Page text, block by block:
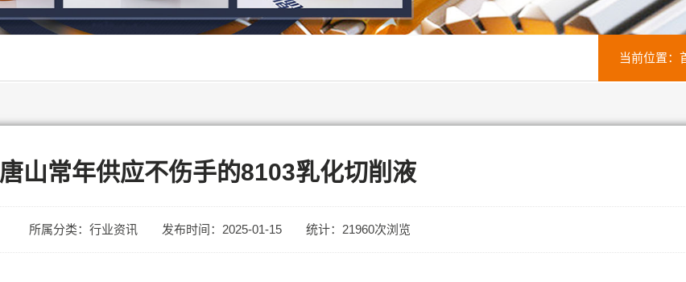
当前位置：
唐山常年供应不伤手的8103乳化切削液
所属分类：行业资讯 发布时间：2025-01-15 统计：21960次浏览